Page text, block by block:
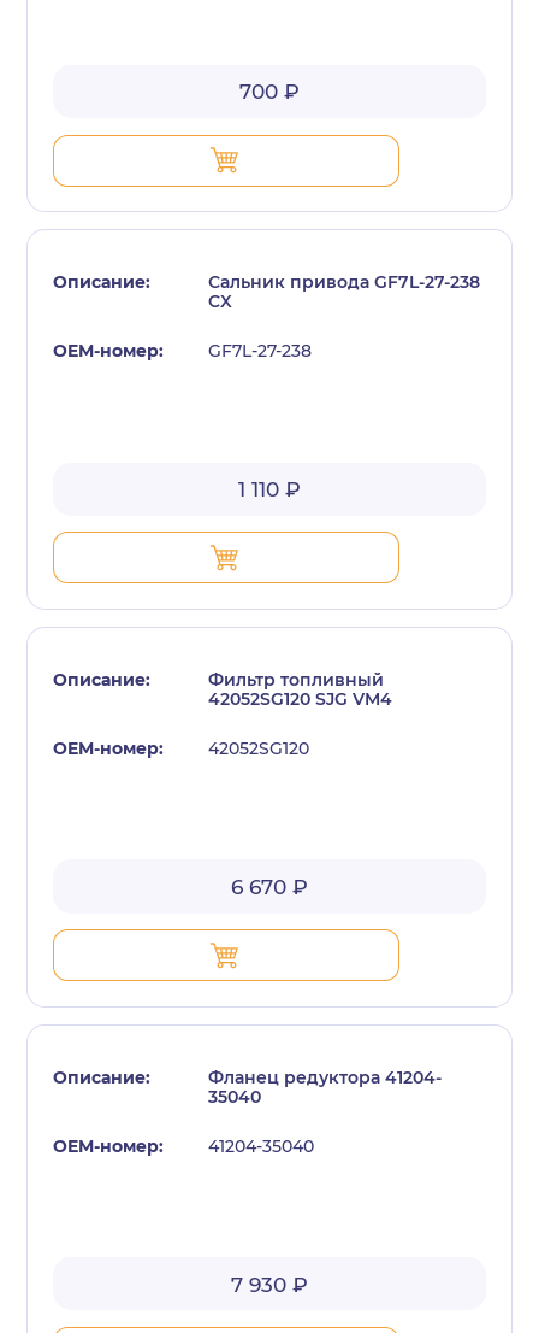
700 ₽
Сальник привода GF7L-27-238
CX
GF7L-27-238
1 110 ₽
Фильтр топливный
42052SG120 SJG VM4
42052SG120
6 670 ₽
Фланец редуктора 41204-
35040
41204-35040
7 930 ₽